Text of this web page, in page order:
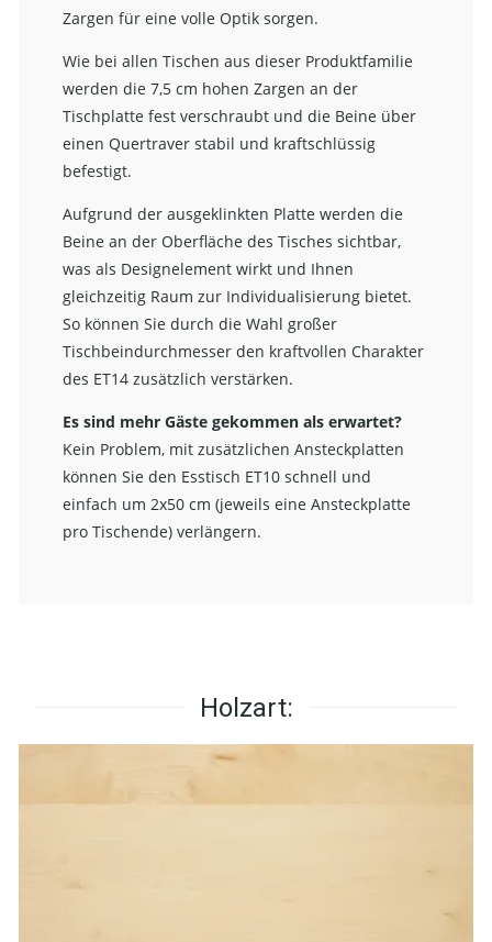
Zargen für eine volle Optik sorgen.
Wie bei allen Tischen aus dieser Produktfamilie
werden die 7,5 cm hohen Zargen an der
Tischplatte fest verschraubt und die Beine über
einen Quertraver stabil und kraftschlüssig
befestigt.
Aufgrund der ausgeklinkten Platte werden die
Beine an der Oberfläche des Tisches sichtbar,
was als Designelement wirkt und Ihnen
gleichzeitig Raum zur Individualisierung bietet.
So können Sie durch die Wahl großer
Tischbeindurchmesser den kraftvollen Charakter
des ET14 zusätzlich verstärken.
Es sind mehr Gäste gekommen als erwartet?
Kein Problem, mit zusätzlichen Ansteckplatten
können Sie den Esstisch ET10 schnell und
einfach um 2x50 cm (jeweils eine Ansteckplatte
pro Tischende) verlängern.
Holzart: